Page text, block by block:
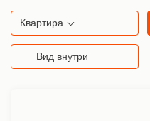
Квартира
Вид внутри